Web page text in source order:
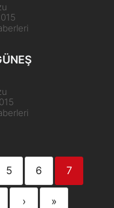
5 6 7
› »